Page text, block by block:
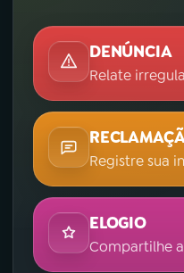
DENÚNCIA
Relate
Registre sua
ELOGIO
Compartilhe